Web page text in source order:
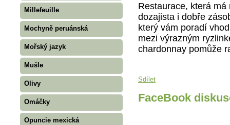
Millefeuille
Mochyně peruánská
Mořský jazyk
Mušle
Olivy
Omáčky
Opuncie mexická
Restaurace, která
dozajista i dobře
který vám poradí
mezi výrazným
chardonnay pomůže
Sdílet
FaceBook